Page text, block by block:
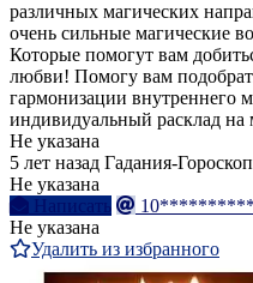
различных магических
очень сильные магические
Которые помогут вам
любви! Помогу вам
гармонизации внутреннего
индивидуальный расклад на
Не указана
5 лет назад Гадания-
Не указана
Написать
Не указана
Удалить из избранного